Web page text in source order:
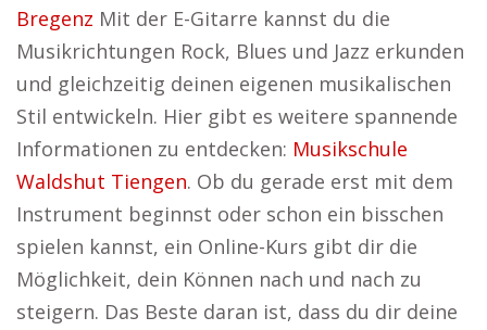
Bregenz Mit der E-Gitarre kannst du die
Musikrichtungen Rock, Blues und Jazz erkunden
und gleichzeitig deinen eigenen musikalischen
Stil entwickeln. Hier gibt es weitere spannende
Informationen zu entdecken: Musikschule
Waldshut Tiengen. Ob du gerade erst mit dem
Instrument beginnst oder schon ein bisschen
spielen kannst, ein Online-Kurs gibt dir die
Möglichkeit, dein Können nach und nach zu
steigern. Das Beste daran ist, dass du dir deine